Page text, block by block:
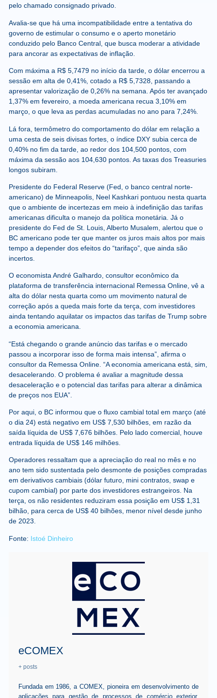
pelo chamado consignado privado.
Avalia-se que há uma incompatibilidade entre a tentativa do
governo de estimular o consumo e o aperto monetário
conduzido pelo Banco Central, que busca moderar a atividade
para ancorar as expectativas de inflação.
Com máxima a R$ 5,7479 no início da tarde, o dólar encerrou a
sessão em alta de 0,41%, cotado a R$ 5,7328, passando a
apresentar valorização de 0,26% na semana. Após ter avançado
1,37% em fevereiro, a moeda americana recua 3,10% em
março, o que leva as perdas acumuladas no ano para 7,24%.
Lá fora, termômetro do comportamento do dólar em relação a
uma cesta de seis divisas fortes, o índice DXY subia cerca de
0,40% no fim da tarde, ao redor dos 104,500 pontos, com
máxima da sessão aos 104,630 pontos. As taxas dos Treasuries
longos subiram.
Presidente do Federal Reserve (Fed, o banco central norte-
americano) de Minneapolis, Neel Kashkari pontuou nesta quarta
que o ambiente de incertezas em meio à indefinição das tarifas
americanas dificulta o manejo da política monetária. Já o
presidente do Fed de St. Louis, Alberto Musalem, alertou que o
BC americano pode ter que manter os juros mais altos por mais
tempo a depender dos efeitos do “tarifaço”, que ainda são
incertos.
O economista André Galhardo, consultor econômico da
plataforma de transferência internacional Remessa Online, vê a
alta do dólar nesta quarta como um movimento natural de
correção após a queda mais forte da terça, com investidores
ainda tentando aquilatar os impactos das tarifas de Trump sobre
a economia americana.
“Está chegando o grande anúncio das tarifas e o mercado
passou a incorporar isso de forma mais intensa”, afirma o
consultor da Remessa Online. “A economia americana está, sim,
desacelerando. O problema é avaliar a magnitude dessa
desaceleração e o potencial das tarifas para alterar a dinâmica
de preços nos EUA”.
Por aqui, o BC informou que o fluxo cambial total em março (até
o dia 24) está negativo em US$ 7,530 bilhões, em razão da
saída líquida de US$ 7,676 bilhões. Pelo lado comercial, houve
entrada líquida de US$ 146 milhões.
Operadores ressaltam que a apreciação do real no mês e no
ano tem sido sustentada pelo desmonte de posições compradas
em derivativos cambiais (dólar futuro, mini contratos, swap e
cupom cambial) por parte dos investidores estrangeiros. Na
terça, os não residentes reduziram essa posição em US$ 1,31
bilhão, para cerca de US$ 40 bilhões, menor nível desde junho
de 2023.
Fonte: Istoé Dinheiro
eCOMEX
+ posts
Fundada em 1986, a COMEX, pioneira em desenvolvimento de
aplicações para gestão de processos de comércio exterior.